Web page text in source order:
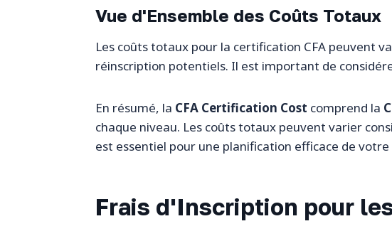
Vue d'Ensemble des Coûts Totaux
Les coûts totaux pour la certification CFA peuvent
réinscription potentiels. Il est important de
En résumé, la CFA Certification Cost comprend la
chaque niveau. Les coûts totaux peuvent varier
est essentiel pour une planification efficace de
Frais d'Inscription pour